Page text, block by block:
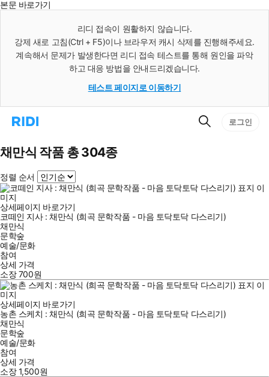
본문 바로가기
리디 접속이 원활하지 않습니다.
강제 새로 고침(Ctrl + F5)이나 브라우저 캐시 삭제를 진행해주세요.
계속해서 문제가 발생한다면 리디 접속 테스트를 통해 원인을 파악
하고 대응 방법을 안내드리겠습니다.
테스트 페이지로 이동하기
리
으
로
동
검
로그인
채만식 작품 총 304종
정렬 순서
상세페이지 바로가기
코떼인 지사 : 채만식 (희곡 문학작품 - 마음 토닥토닥 다스리기)
채만식
문학숲
예술/문화
참여
상세 가격
소장700원
상세페이지 바로가기
농촌 스케치 : 채만식 (희곡 문학작품 - 마음 토닥토닥 다스리기)
채만식
문학숲
예술/문화
참여
상세 가격
소장1,500원